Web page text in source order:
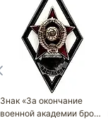
Знак «За окончание
военной академии бро…